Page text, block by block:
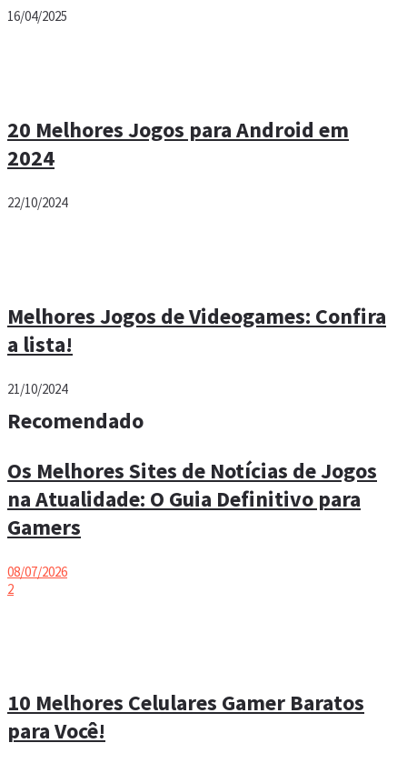
16/04/2025
20 Melhores Jogos para Android em
2024
22/10/2024
Melhores Jogos de Videogames: Confira
a lista!
21/10/2024
Recomendado
Os Melhores Sites de Notícias de Jogos
na Atualidade: O Guia Definitivo para
Gamers
08/07/2026
2
10 Melhores Celulares Gamer Baratos
para Você!